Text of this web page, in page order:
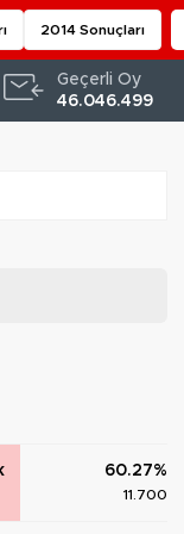
2014 Sonuçları
Geçerli Oy
46.046.499
60.27%
11.700